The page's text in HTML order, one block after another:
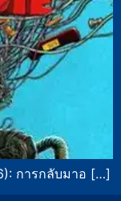
การกลับมาอ […]